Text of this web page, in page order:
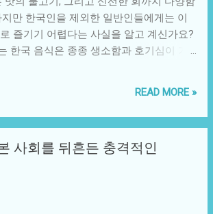
인 행위가 발생하더라도 이를 밝히기 위한
족했다. 동시에, 이러한 구조는 직원들이
을 어렵게 만들어 주었다. 묵비권은 종종
는 어두운 방패막이가 되기도 한다. 이는
더해질 수 있다. 고객의 신뢰를 기반으로
없다. 우리가 사는 사회 모든 곳에서 유
리가 발생할 수 있다는 점에서 이는 경각
대목이다. 금융기관 뿐 아니라 공공기관
양한 계층에서 발생할 수 있는 얘기이기도
만 한국인을 제외한 일반인들에게는 이
즐기기 어렵다는 사실을 알고 계신가요?
한국 음식은 종종 생소함과 호기심이 가
본적인 특징부터 살펴보겠습니다. 한국 음
선한 재료를 강조합니다. 제철 식재료를
다. 볶고, 찌고, 굽고, 끓이는 각기 다른 조
채로운 맛의 향연을 만들어 내지요. 특히
담고 있습니다. 이처럼 한국 음식은 단순
READ MORE »
사회를 뒤흔든 충격적인